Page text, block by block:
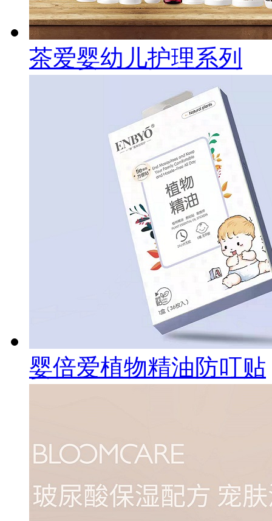
茶爱婴幼儿护理系列
婴倍爱植物精油防叮贴